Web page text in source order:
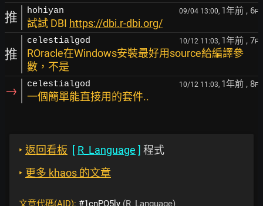
推 hohiyan 09/04 13:00, 1年前 , 6F
試試 DBI https://dbi.r-dbi.org/
推
celestialgod 10/12 11:03, 1年前 , 7F
ROracle在Windows安裝最好用source給編譯參
數，不是
→ celestialgod 10/12 11:03, 1年前 , 8F
一個簡單能直接用的套件..
‣ 返回看板 [ R_Language ] 程式
‣ 更多 khaos 的文章
文章代碼(AID): #1cnPO5ly (R_Language)